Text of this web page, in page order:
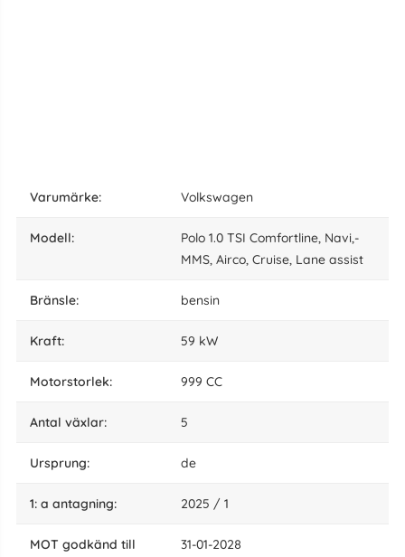
varumärke: Volkswagen
modell:
Polo 1.0 TSI Comfortline, Navi,-
MMS, Airco, Cruise, Lane assist
bränsle: bensin
kraft: 59 kW
motorstorlek: 999 CC
Antal växlar: 5
ursprung: de
1: a antagning: 2025 / 1
MOT godkänd till
31-01-2028